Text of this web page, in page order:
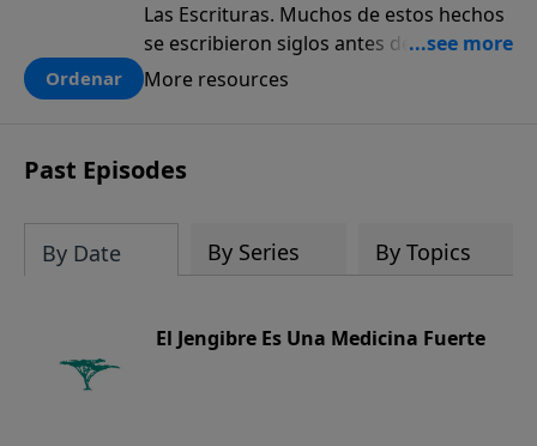
Las Escrituras. Muchos de estos hechos
se escribieron siglos antes de que
fueran descubiertos. El anticipado
más a la prueba colectiva de que la
Biblia es verdaderamente la Palabra
Ordenar More resources
Past Episodes
By Date By Series By Topics
El Jengibre Es Una Medicina Fuerte